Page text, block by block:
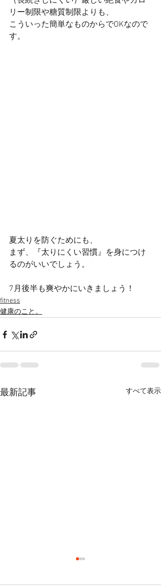
リー制限や糖質制限よりも、
こういった簡単なものからでOKなので
す。
夏太りを防ぐためにも、
まず、『太りにくい習慣』を身につけ
るのがいいでしょう。
7月後半も爽やかにいきましょう！
fitness
健康のこと。
最新記事 すべて表示